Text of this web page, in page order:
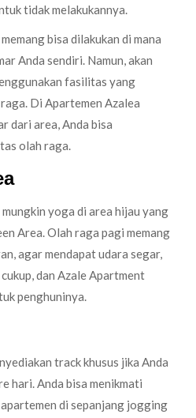
tidak melakukannya.
bisa dilakukan di mana
Anda sendiri. Namun, akan
fasilitas yang
Di Apartemen Azalea
dari area, Anda bisa
olah raga.
yoga di area hijau yang
Area. Olah raga pagi memang
agar mendapat udara segar,
dan Azale Apartment
penghuninya.
track khusus jika Anda
hari. Anda bisa menikmati
di sepanjang jogging